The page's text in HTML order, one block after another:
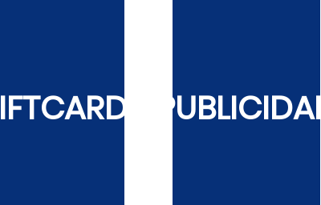
PUBLICIDAD